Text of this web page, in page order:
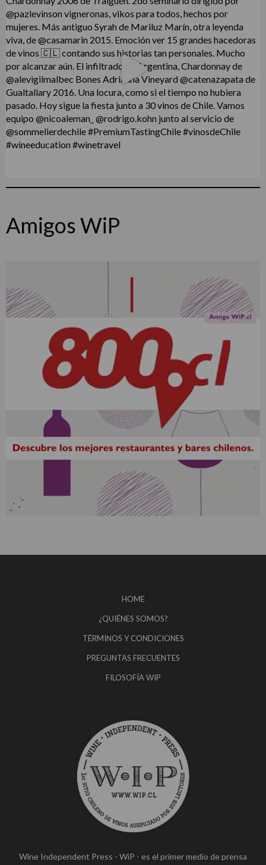
Amigos WiP
HOME
¿QUIÉNES SOMOS?
TÉRMINOS Y CONDICIONES
PREGUNTAS FRECUENTES
FILOSOFÍA WIP
Wine Independent Press - WiP - es el primer medio de prensa